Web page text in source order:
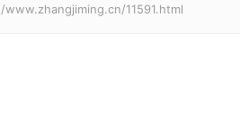
www.zhangjiming.cn/11591.html